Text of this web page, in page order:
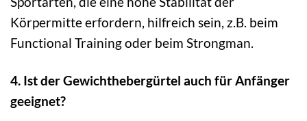
Körpermitte erfordern, hilfreich sein, z.B. beim
Functional Training oder beim Strongman.
4. Ist der Gewichthebergürtel auch für Anfänger
geeignet?